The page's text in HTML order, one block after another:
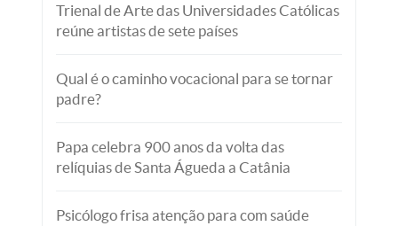
Trienal de Arte das Universidades Católicas
reúne artistas de sete países
Qual é o caminho vocacional para se tornar
padre?
Papa celebra 900 anos da volta das
relíquias de Santa Águeda a Catânia
Psicólogo frisa atenção para com saúde